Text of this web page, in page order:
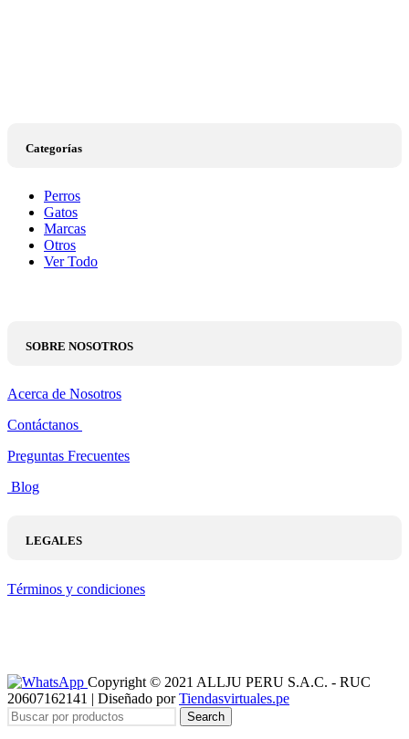
Categorías
Perros
Gatos
Marcas
Otros
Ver Todo
SOBRE NOSOTROS
Acerca de Nosotros
Contáctanos
Preguntas Frecuentes
Blog
LEGALES
Términos y condiciones
Copyright © 2021 ALLJU PERU S.A.C. - RUC
20607162141 | Diseñado porTiendasvirtuales.pe
Search